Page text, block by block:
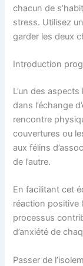
chacun de
stress. Utilisez
garder les deux
Introduction
L’un des
dans l’échange
rencontre
couvertures ou
aux félins
de l’autre.
En facilitant cet
réaction positive
processus
d’anxiété de
Passer de